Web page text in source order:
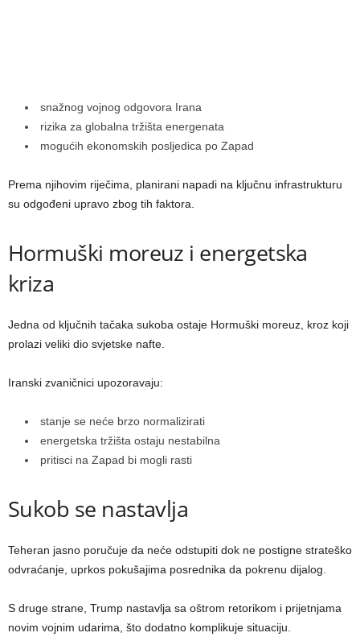
snažnog vojnog odgovora Irana
rizika za globalna tržišta energenata
mogućih ekonomskih posljedica po Zapad
Prema njihovim riječima, planirani napadi na ključnu infrastrukturu
su odgođeni upravo zbog tih faktora.
Hormuški moreuz i energetska
kriza
Jedna od ključnih tačaka sukoba ostaje Hormuški moreuz, kroz koji
prolazi veliki dio svjetske nafte.
Iranski zvaničnici upozoravaju:
stanje se neće brzo normalizirati
energetska tržišta ostaju nestabilna
pritisci na Zapad bi mogli rasti
Sukob se nastavlja
Teheran jasno poručuje da neće odstupiti dok ne postigne strateško
odvraćanje, uprkos pokušajima posrednika da pokrenu dijalog.
S druge strane, Trump nastavlja sa oštrom retorikom i prijetnjama
novim vojnim udarima, što dodatno komplikuje situaciju.